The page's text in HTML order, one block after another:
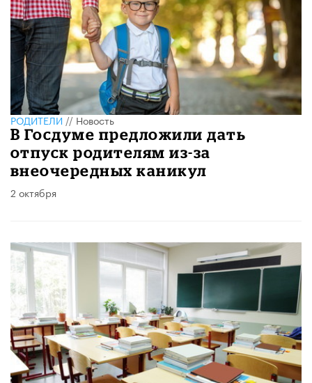
РОДИТЕЛИ//Новость
В Госдуме предложили дать
отпуск родителям из-за
внеочередных каникул
2 октября